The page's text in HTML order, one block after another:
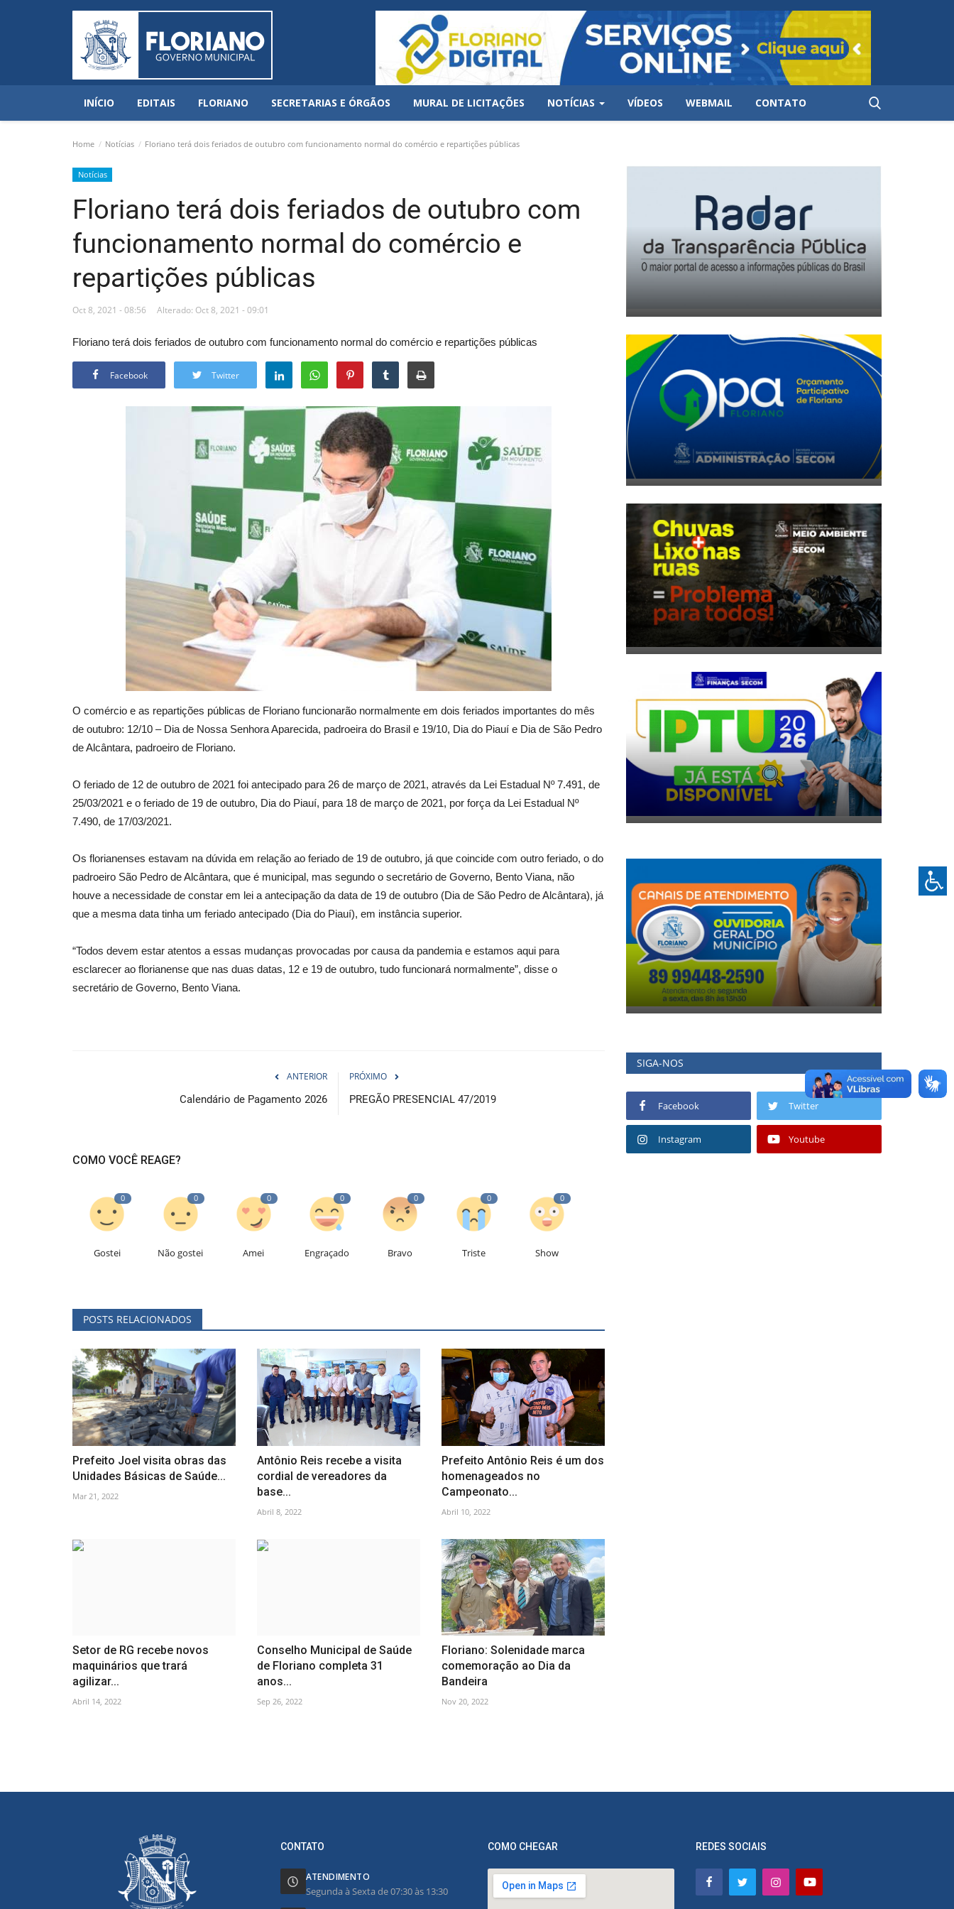
INÍCIO EDITAIS FLORIANO SECRETARIAS E ÓRGÃOS MURAL DE LICITAÇÕES NOTÍCIAS VÍDEOS WEBMAIL CONTATO
Home Notícias Floriano terá dois feriados de outubro com funcionamento normal do comércio e repartições públicas
Notícias
Floriano terá dois feriados de outubro com
funcionamento normal do comércio e
repartições públicas
Oct 8, 2021 - 08:56 Alterado: Oct 8, 2021 - 09:01
Floriano terá dois feriados de outubro com funcionamento normal do comércio e repartições públicas
Facebook Twitter
O comércio e as repartições públicas de Floriano funcionarão normalmente em dois feriados importantes do mês
de outubro: 12/10 – Dia de Nossa Senhora Aparecida, padroeira do Brasil e 19/10, Dia do Piauí e Dia de São Pedro
de Alcântara, padroeiro de Floriano.
O feriado de 12 de outubro de 2021 foi antecipado para 26 de março de 2021, através da Lei Estadual Nº 7.491, de
25/03/2021 e o feriado de 19 de outubro, Dia do Piauí, para 18 de março de 2021, por força da Lei Estadual Nº
7.490, de 17/03/2021.
Os florianenses estavam na dúvida em relação ao feriado de 19 de outubro, já que coincide com outro feriado, o do
padroeiro São Pedro de Alcântara, que é municipal, mas segundo o secretário de Governo, Bento Viana, não
houve a necessidade de constar em lei a antecipação da data de 19 de outubro (Dia de São Pedro de Alcântara), já
que a mesma data tinha um feriado antecipado (Dia do Piauí), em instância superior.
“Todos devem estar atentos a essas mudanças provocadas por causa da pandemia e estamos aqui para
esclarecer ao florianense que nas duas datas, 12 e 19 de outubro, tudo funcionará normalmente”, disse o
secretário de Governo, Bento Viana.
ANTERIOR
Calendário de Pagamento 2026
PRÓXIMO
PREGÃO PRESENCIAL 47/2019
COMO VOCÊ REAGE?
0
Gostei
0
Não gostei
0
Amei
0
Engraçado
0
Bravo
0
Triste
0
Show
POSTS RELACIONADOS
Prefeito Joel visita obras das
Unidades Básicas de Saúde...
Mar 21, 2022
Antônio Reis recebe a visita
cordial de vereadores da
base...
Abril 8, 2022
Prefeito Antônio Reis é um dos
homenageados no
Campeonato...
Abril 10, 2022
Setor de RG recebe novos
maquinários que trará
agilizar...
Abril 14, 2022
Conselho Municipal de Saúde
de Floriano completa 31
anos...
Sep 26, 2022
Floriano: Solenidade marca
comemoração ao Dia da
Bandeira
Nov 20, 2022
SIGA-NOS
Facebook Twitter
Instagram Youtube
CONTATO
ATENDIMENTO
Segunda à Sexta de 07:30 às 13:30
COMO CHEGAR REDES SOCIAIS